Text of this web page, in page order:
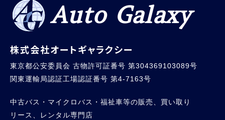
Auto Galaxy
株式会社オートギャラクシー
東京都公安委員会 古物許可証番号 第304369103089号
関東運輸局認証工場認証番号 第4-7163号
中古バス・マイクロバス・福祉車等の販売、買い取り
リース、レンタル専門店